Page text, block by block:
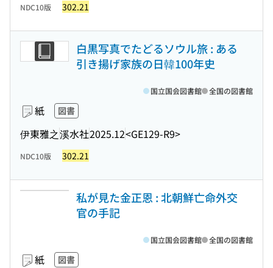
NDC10版 302.21
白黒写真でたどるソウル旅 : ある
引き揚げ家族の日韓100年史
紙 図書
伊東雅之溪水社2025.12<GE129-R9>
国立国会図書館 全国の図書館
NDC10版 302.21
私が見た金正恩 : 北朝鮮亡命外交
官の手記
紙 図書
国立国会図書館 全国の図書館